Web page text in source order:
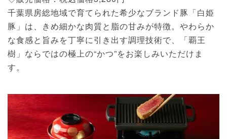
千葉県房総地域で育てられた希少なブランド豚「白姫
豚」は、きめ細かな肉質と脂の甘みが特徴。やわらか
な食感と旨みを丁寧に引き出す調理技術で、「覇王
樹」ならではの極上の“かつ”をお楽しみいただけま
す。